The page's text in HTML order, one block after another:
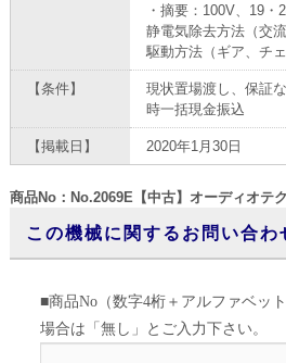
・摘要：100V、19・
静電気除去方法（交
駆動方法（ギア、チェ
【条件】
現状置場渡し、保証
時一括現金振込
【掲載日】 2020年1月30日
商品No：No.2069E【中古】オーディオテ
この機械に関するお問い合わ